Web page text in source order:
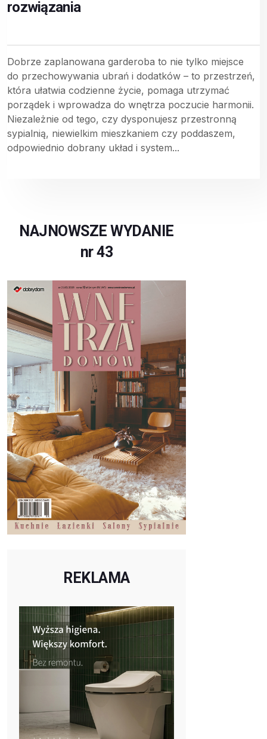
rozwiązania
Dobrze zaplanowana garderoba to nie tylko miejsce
do przechowywania ubrań i dodatków – to przestrzeń,
która ułatwia codzienne życie, pomaga utrzymać
porządek i wprowadza do wnętrza poczucie harmonii.
Niezależnie od tego, czy dysponujesz przestronną
sypialnią, niewielkim mieszkaniem czy poddaszem,
odpowiednio dobrany układ i system...
NAJNOWSZE WYDANIE
nr 43
REKLAMA